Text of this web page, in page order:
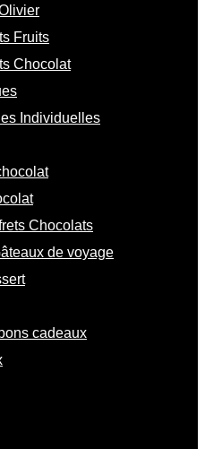
Fruits
Chocolat
Individuelles
Chocolats
de voyage
cadeaux